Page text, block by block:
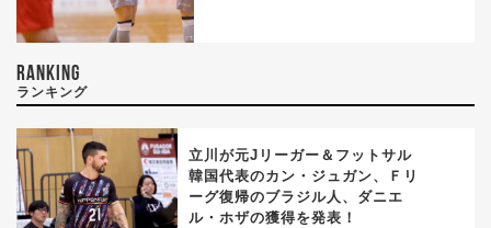
RANKING
ランキング
立川が元Jリーガー＆フットサル
韓国代表のカン・ジュガン、Ｆリ
ーグ復帰のブラジル人、ダニエ
ル・ホザの獲得を発表！